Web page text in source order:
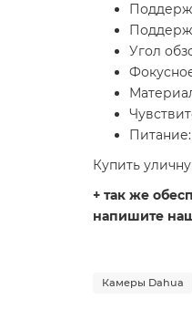
Угол
Питание:
Купить
+ так же
напишите
Камеры Dahua